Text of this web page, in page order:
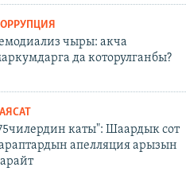
чыры: акча
да которулганбы?
каты": Шаардык сот
апелляция арызын